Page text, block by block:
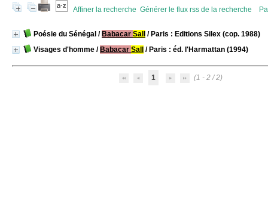
Affiner la recherche Générer le flux rss de la recherche
Poésie du Sénégal / Babacar Sall
/ Paris : Editions Silex (cop. 1988)
Visages d'homme / Babacar Sall / Paris : éd. l'Harmattan (1994)
1 (1 - 2 / 2)